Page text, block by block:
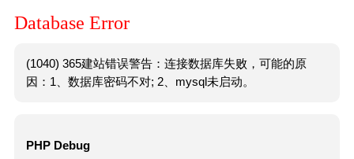
Database Error
(1040) 365建站错误警告：连接数据库失败，可能的原
因：1、数据库密码不对; 2、mysql未启动。
PHP Debug